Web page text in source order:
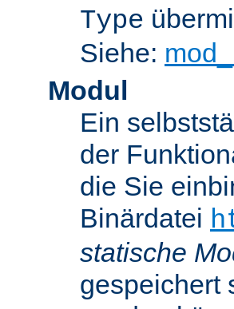
Type
Siehe:
Modul
Ein
der
die Sie
Binärdatei
statische
gespeichert